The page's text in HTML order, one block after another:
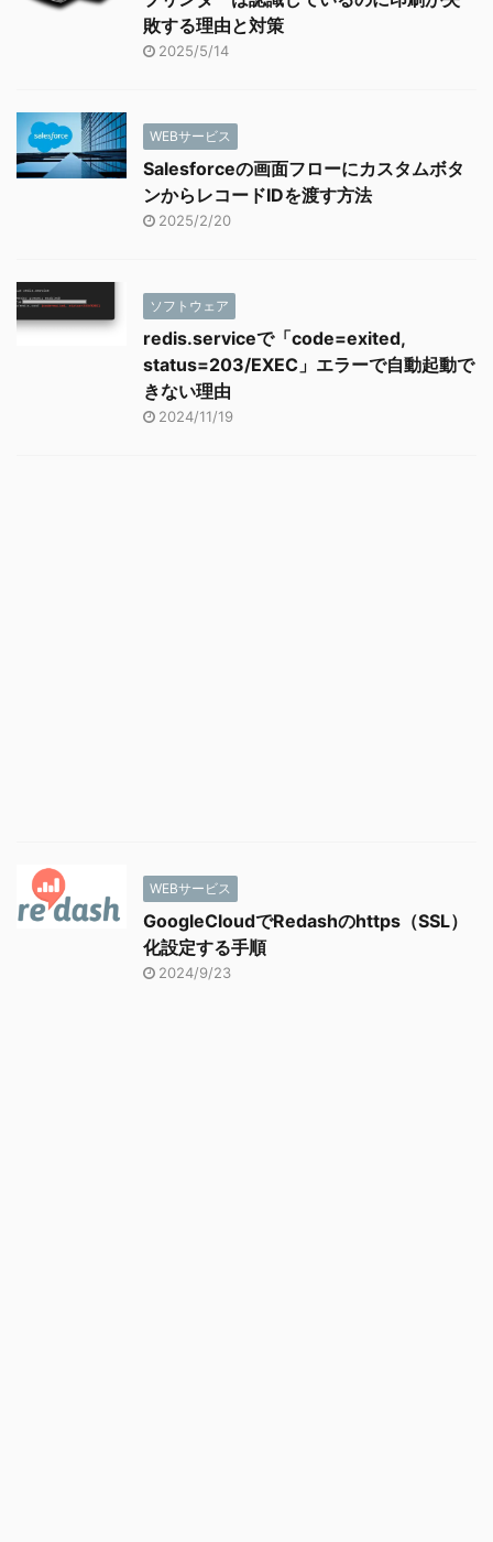
敗する理由と対策
2025/5/14
WEBサービス
Salesforceの画面フローにカスタムボタ
ンからレコードIDを渡す方法
2025/2/20
ソフトウェア
redis.serviceで「code=exited,
status=203/EXEC」エラーで自動起動で
きない理由
2024/11/19
WEBサービス
GoogleCloudでRedashのhttps（SSL）
化設定する手順
2024/9/23